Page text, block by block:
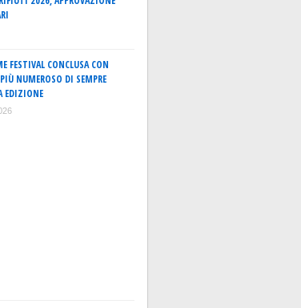
FESTIVAL CONCLUSA CON
NUMEROSO DI SEMPRE
EDIZIONE